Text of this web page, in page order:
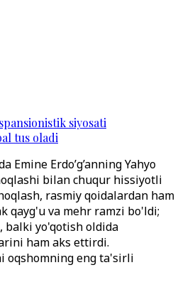
siyosati
tus oladi
Emine Erdo’g’anning Yahyo
bilan chuqur hissiyotli
rasmiy qoidalardan ham
qayg'u va mehr ramzi bo'ldi;
balki yo'qotish oldida
ham aks ettirdi.
oqshomning eng ta'sirli